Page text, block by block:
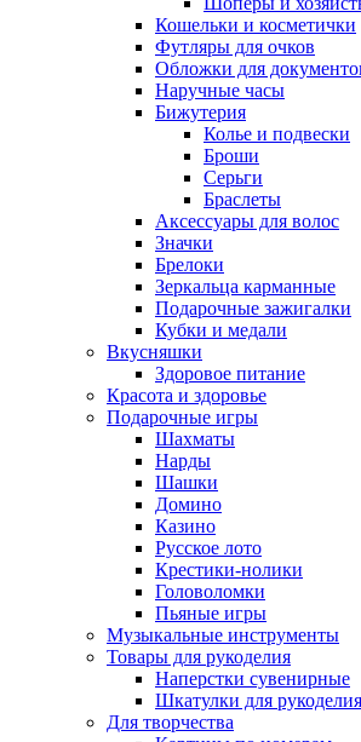
Кошельки и косметички
Футляры для очков
Обложки для
Наручные часы
Бижутерия
Колье и подвески
Броши
Серьги
Браслеты
Аксессуары для волос
Значки
Брелоки
Зеркальца карманные
Подарочные зажигалки
Кубки и медали
Вкусняшки
Здоровое питание
Красота и здоровье
Подарочные игры
Шахматы
Нарды
Шашки
Домино
Казино
Русское лото
Крестики-нолики
Головоломки
Пьяные игры
Музыкальные инструменты
Товары для рукоделия
Наперстки сувенирные
Шкатулки для рукоделия
Для творчества